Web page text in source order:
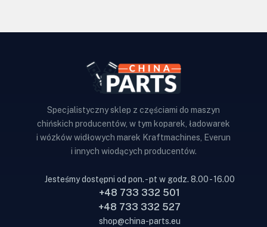
Specjalistyczny sklep z częściami do maszyn
chińskich producentów, w tym koparek, ładowarek
i wózków widłowych marek Kraftmachines, Everun
i innych wiodących producentów.
Jesteśmy dostępni od pon. - pt w godz. 8.00 - 16.00
+48 733 332 501
+48 733 332 527
shop@china-parts.eu